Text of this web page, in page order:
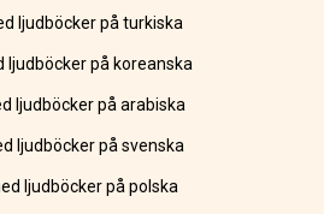
ljudböcker på turkiska
ljudböcker på koreanska
ljudböcker på arabiska
ljudböcker på svenska
ljudböcker på polska